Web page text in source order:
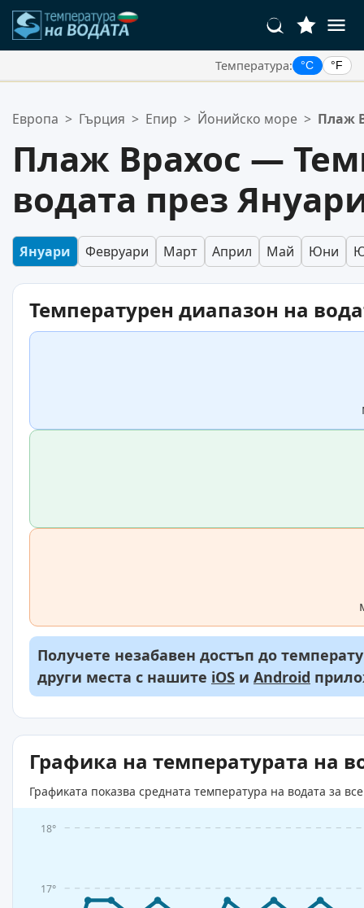
Температура: °C °F
Вашият списък с любими е празен.
Европа > Гърция > Епир > Йонийско море > Плаж
Плаж Врахос —
водата през
Януари Февруари Март Април Май Юни
Температурен диапазон на
Получете незабавен достъп до
други места с нашите iOS и Android
Графика на температурата на
Графиката показва средната температура на водата за
17°
18°